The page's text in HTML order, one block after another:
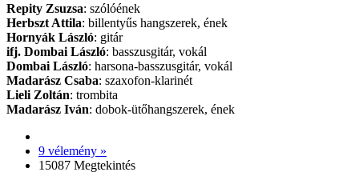
Repity Zsuzsa: szólóének
Herbszt Attila: billentyűs hangszerek, ének
Hornyák László: gitár
ifj. Dombai László: basszusgitár, vokál
Dombai László: harsona-basszusgitár, vokál
Madarász Csaba: szaxofon-klarinét
Lieli Zoltán: trombita
Madarász Iván: dobok-ütőhangszerek, ének
9 vélemény »
15087 Megtekintés